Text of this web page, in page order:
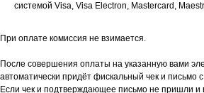
системой Visa, Visa Electron, Mastercard,
При оплате комиссия не взимается.
После совершения оплаты на указанную вами
автоматически придёт фискальный чек и письмо
Если чек и подтверждающее письмо не пришли